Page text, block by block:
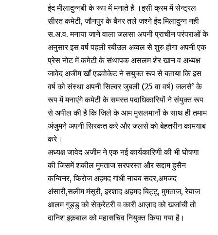
ईद मीलादुन्नबी के रूप में मनाते है ।इसी क्रम में सेन्ट्रल
सीरत कमेटी, जौनपुर के बैनर तले जश्ने ईद मिलादुन्न नही
स.अ.व. मनाया जाने वाला जलसा अपनी प्राचीन परंपराओं के
अनुसार इस वर्ष पहली रबीउल अव्वल से शुरु होगा अपनी एक
प्रेस नोट में कमेटी के संथापक असलम शेर खान व अध्यक्ष
जावेद अजीम खाँ एडवोकेट ने सयुक्त रूप से बताया कि इस
वर्ष को संस्था अपनी सिल्वर जुबली (25 वा वर्ष) जलसे’ के
रूप में मनाएंगे कमेटी के समस्त पदाधिकारियों ने संयुक्त रूप
से अपील की है कि जिले के आम मुसलमानों के साथ ही तमाम
अंजुमने अपनी सिरकत करे और जलसे को बेहतरीन कामयाब
करे।
अध्यक्ष जावेद अजीम ने एक नई कार्यकारिणी की भी घोषणा
की जिसमें शकील मुमताज सरपरस्त और सद्दाम हुसैन
कन्विनर, फिरोज अहमद गांधी नायब सदर,अमजद
अंसारी,सलीम मंसूरी, इरशाद अहमद बिट्टू, मुमताज, रेयाज
आलम गुड्डु को सेक्रेटरी व कारी आज़ाद को खजांची तो
दानिश इक़बाल को महासचिव नियुक्त किया गया है।